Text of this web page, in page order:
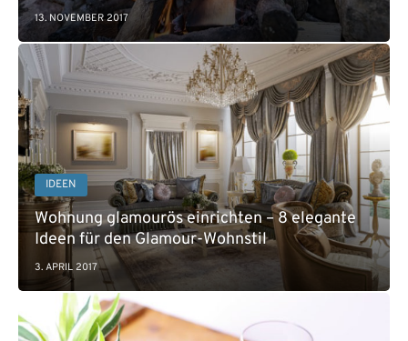
13. NOVEMBER 2017
IDEEN
Wohnung glamourös einrichten – 8 elegante
Ideen für den Glamour-Wohnstil
3. APRIL 2017